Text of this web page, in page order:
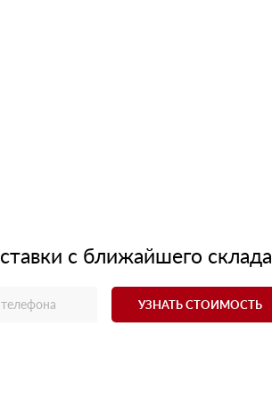
с ближайшего склада
УЗНАТЬ СТОИМОСТЬ